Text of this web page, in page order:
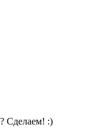
Сделаем! :)